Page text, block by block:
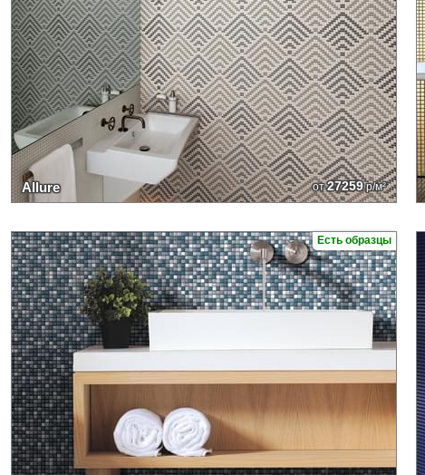
Allure от27259р/м²
Есть образцы